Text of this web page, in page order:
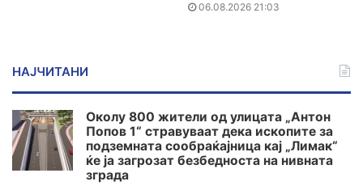
06.08.2026 21:03
НАЈЧИТАНИ
Околу 800 жители од улицата „Антон
Попов 1“ стравуваат дека ископите за
подземната сообраќајница кај „Лимак“
ќе ја загрозат безбедноста на нивната
зграда